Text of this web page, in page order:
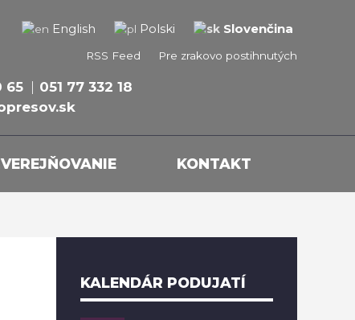
English Polski Slovenčina
Pre zrakovo postihnutých
RSS Feed
65
051 77 332 18
KONTAKT
KALENDÁR PODUJATÍ